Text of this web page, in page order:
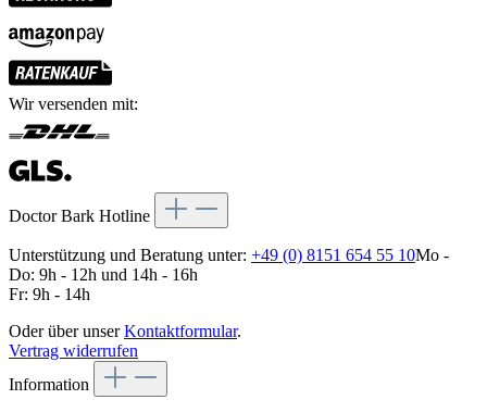
Wir versenden mit:
Doctor Bark Hotline
Unterstützung und Beratung unter: +49 (0) 8151 654 55 10Mo -
Do: 9h - 12h und 14h - 16h
Fr: 9h - 14h
Oder über unserKontaktformular.
Vertrag widerrufen
Information